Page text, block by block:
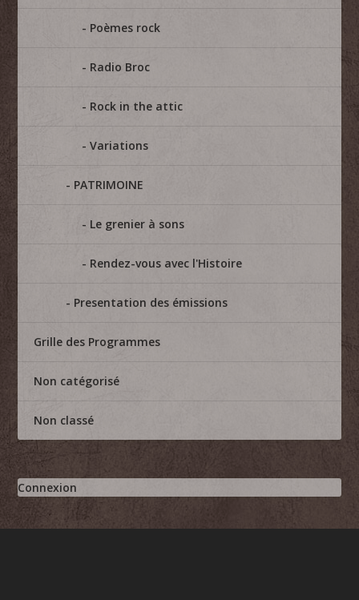
Poèmes rock
Radio Broc
Rock in the attic
Variations
PATRIMOINE
Le grenier à sons
Rendez-vous avec l'Histoire
Presentation des émissions
Grille des Programmes
Non catégorisé
Non classé
Connexion